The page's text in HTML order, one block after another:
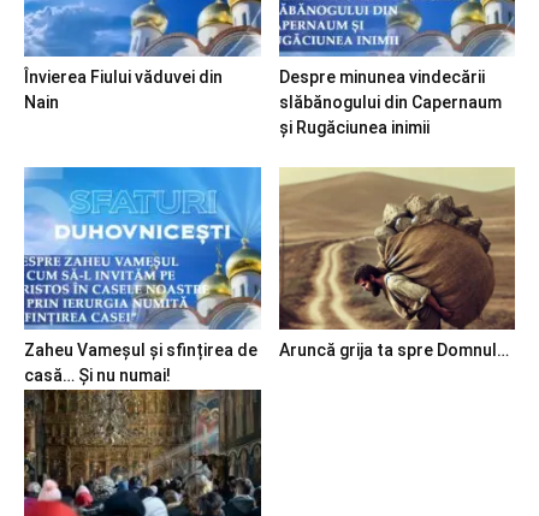
Învierea Fiului văduvei din
Nain
Despre minunea vindecării
slăbănogului din Capernaum
și Rugăciunea inimii
Zaheu Vameșul și sfințirea de
casă… Și nu numai!
Aruncă grija ta spre Domnul…